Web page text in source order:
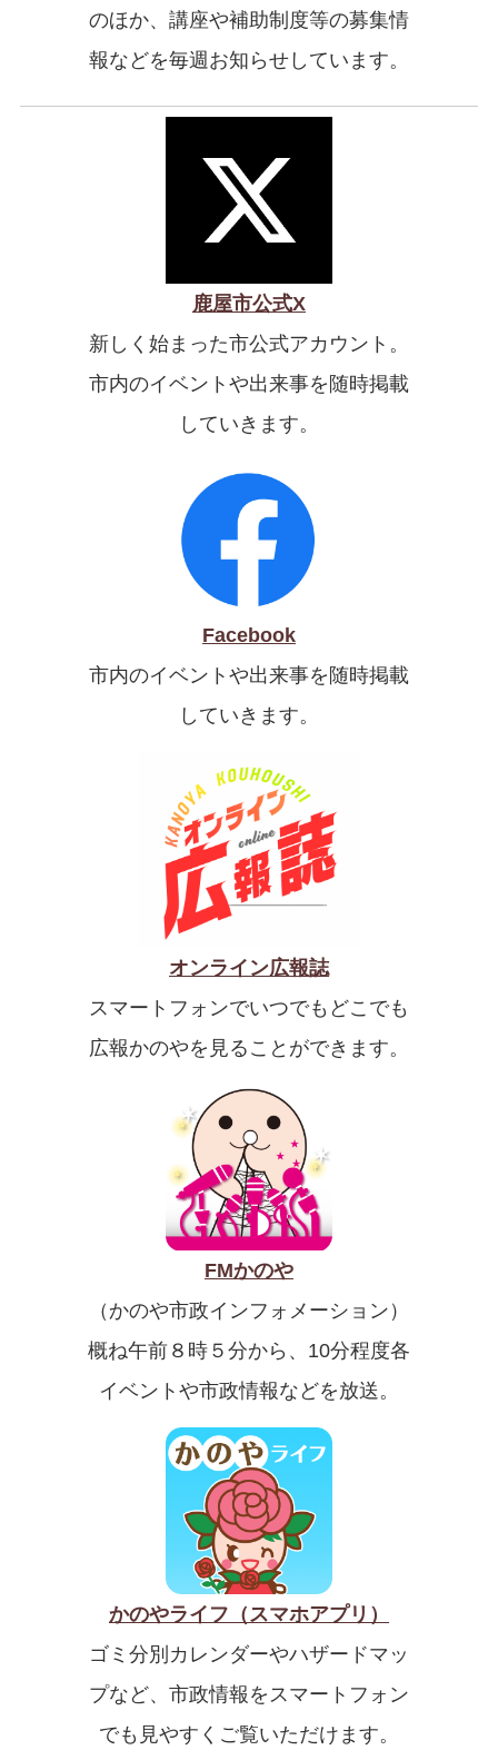
のほか、講座や補助制度等の募集情
報などを毎週お知らせしています。
鹿屋市公式X
新しく始まった市公式アカウント。
市内のイベントや出来事を随時掲載
していきます。
Facebook
市内のイベントや出来事を随時掲載
していきます。
オンライン広報誌
スマートフォンでいつでもどこでも
広報かのやを見ることができます。
FMかのや
（かのや市政インフォメーション）
概ね午前８時５分から、10分程度各
イベントや市政情報などを放送。
かのやライフ（スマホアプリ）
ゴミ分別カレンダーやハザードマッ
プなど、市政情報をスマートフォン
でも見やすくご覧いただけます。